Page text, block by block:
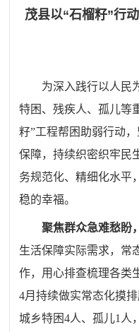
茂县以“石榴籽”行
为深入践行以人民
特困、残疾人、孤儿等
籽”工程帮困助弱行动
保障，持续织密织牢民
务规范化、精细化水平
稳的幸福。
聚焦群众急难愁盼
生活保障实际需求，常
作，用心排查梳理各类
4月持续做实常态化摸
城乡特困4人、孤儿1人